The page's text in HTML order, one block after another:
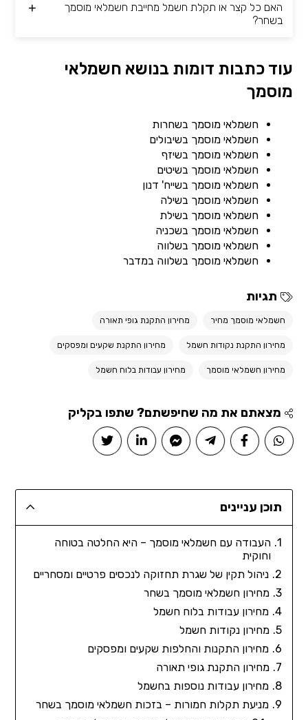
האם כל קצר או תקלת חשמל מחייבת חשמלאי מוסמך
בשחר?
עוד כתבות דומות בנושא חשמלאי
מוסמך
חשמלאי מוסמך בשחרות
חשמלאי מוסמך בשיבולים
חשמלאי מוסמך בשיזף
חשמלאי מוסמך בשיטים
חשמלאי מוסמך בשייח' דנון
חשמלאי מוסמך בשילה
חשמלאי מוסמך בשילת
חשמלאי מוסמך בשכניה
חשמלאי מוסמך בשלווה
חשמלאי מוסמך בשלווה במדבר
תגיות
חשמלאי מוסמך מחיר מחירון התקנת גופי תאורה
מחירון התקנת נקודות חשמל מחירון התקנת שקעים ומפסקים
מחירון חשמלאי מוסמך מחירון עבודות בלוח חשמל
מצאתם את מה שחיפשתם? שתפו בקליק
תוכן עניינים
העבודה עם חשמלאי מוסמך – היא החלטה בטוחה
וחוקית
ניהול תקין של שגרת תחזוקה לנכסים פרטיים ומסחריים
מחירון חשמלאי מוסמך בשחר
מחירון עבודות בלוח חשמל
מחירון נקודות חשמל
מחירון התקנות והחלפות שקעים ומפסקים
מחירון התקנת גופי תאורה
מחירון עבודות נוספות בחשמל
מניעת תקלות חמורות – בזכות חשמלאי מוסמך בשחר